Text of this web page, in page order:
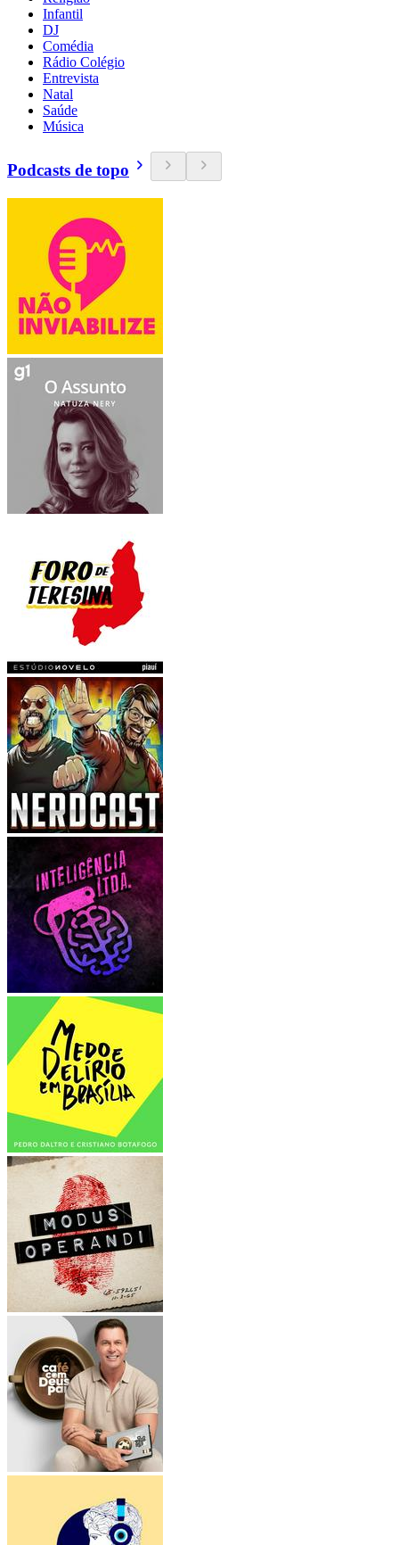
Infantil
DJ
Comédia
Rádio Colégio
Entrevista
Natal
Saúde
Música
Podcasts de topo